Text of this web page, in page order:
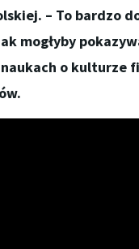
– To bardzo
mogłyby
o kulturze